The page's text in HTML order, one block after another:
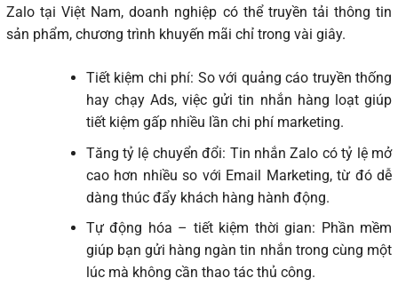
Zalo tại Việt Nam, doanh nghiệp có thể truyền tải thông tin
sản phẩm, chương trình khuyến mãi chỉ trong vài giây.
Tiết kiệm chi phí: So với quảng cáo truyền thống
hay chạy Ads, việc gửi tin nhắn hàng loạt giúp
tiết kiệm gấp nhiều lần chi phí marketing.
Tăng tỷ lệ chuyển đổi: Tin nhắn Zalo có tỷ lệ mở
cao hơn nhiều so với Email Marketing, từ đó dễ
dàng thúc đẩy khách hàng hành động.
Tự động hóa – tiết kiệm thời gian: Phần mềm
giúp bạn gửi hàng ngàn tin nhắn trong cùng một
lúc mà không cần thao tác thủ công.